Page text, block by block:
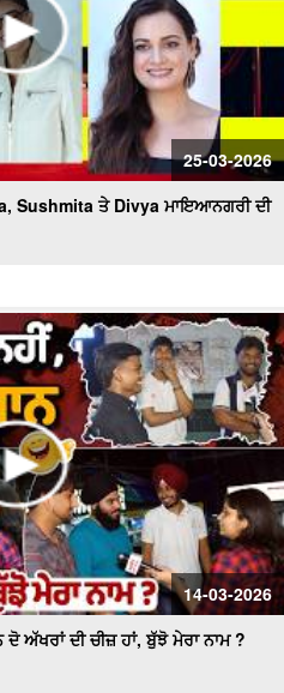
25-03-2026
Sushmita ਤੇ Divya ਮਾਇਆਨਗਰੀ ਦੀ
14-03-2026
ਅੱਖਰਾਂ ਦੀ ਚੀਜ਼ ਹਾਂ, ਬੁੱਝੋ ਮੇਰਾ ਨਾਮ ?